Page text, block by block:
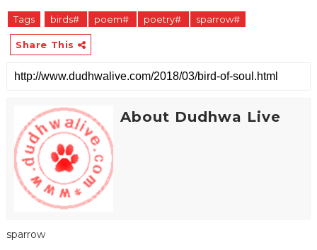
Tags birds# poem# poetry# sparrow#
Share This
About Dudhwa Live
sparrow